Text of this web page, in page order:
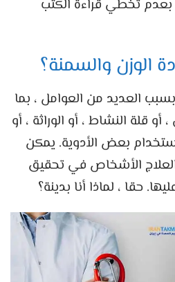
بعدم تخطي قراءة الكتب
الوزن والسمنة؟
العديد من العوامل ، بما
قلة النشاط ، أو الوراثة ، أو
بعض الأدوية. يمكن
الأشخاص في تحقيق
حقا ، لماذا أنا بدينة؟